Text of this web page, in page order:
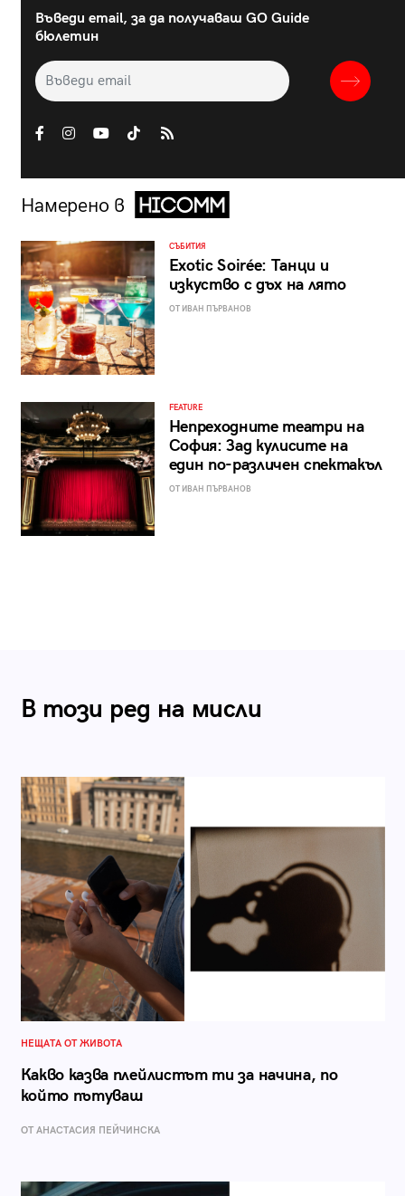
Въведи email, за да получаваш GO Guide
бюлетин
Намерено в
СЪБИТИЯ
Exotic Soirée: Танци и
изкуство с дъх на лято
ОТ ИВАН ПЪРВАНОВ
FEATURE
Непреходните театри на
София: Зад кулисите на
един по-различен спектакъл
ОТ ИВАН ПЪРВАНОВ
В този ред на мисли
НЕЩАТА ОТ ЖИВОТА
Какво казва плейлистът ти за начина, по
който пътуваш
ОТ AНАСТАСИЯ ПЕЙЧИНСКА